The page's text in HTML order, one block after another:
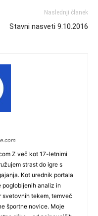
Naslednji članek
Stavni nasveti 9.10.2016
Z več kot 17-letnimi
strast do igre s
Kot urednik portala
poglobljenih analiz in
tekem, temveč
športne novice. Moje